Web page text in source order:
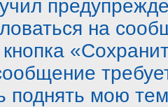
на
кнопка
поднять мою